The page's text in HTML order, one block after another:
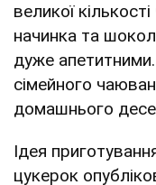
великої
начинка та
дуже
сімейного
домашнього
Ідея
цукерок